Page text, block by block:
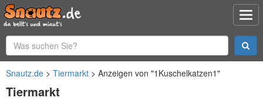
Snautz.de Tiermarkt Anzeigen von "1Kuschelkatzen1"
Tiermarkt